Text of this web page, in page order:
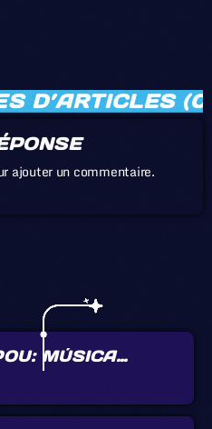
D’ARTICLES
ajouter un commentaire.
MÚSICA